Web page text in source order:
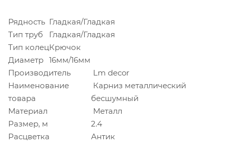
Рядность Гладкая/Гладкая
Тип труб
Гладкая/Гладкая
Тип колецКрючок
Диаметр 16мм/16мм
Производитель
Lm decor
Наименование
товара
Карниз металлический
бесшумный
Материал
Металл
Размер, м
2.4
Расцветка
Антик